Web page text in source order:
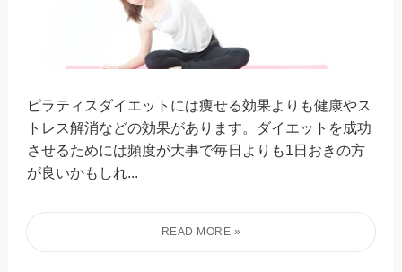
ピラティスダイエットには痩せる効果よりも健康やス
トレス解消などの効果があります。ダイエットを成功
させるためには頻度が大事で毎日よりも1日おきの方
が良いかもしれ...